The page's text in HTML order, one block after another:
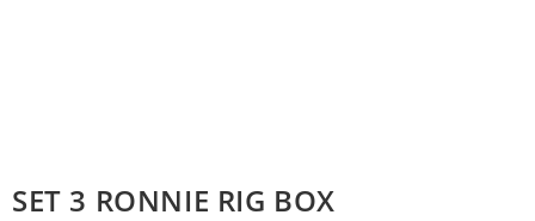
SET 3 RONNIE RIG BOX